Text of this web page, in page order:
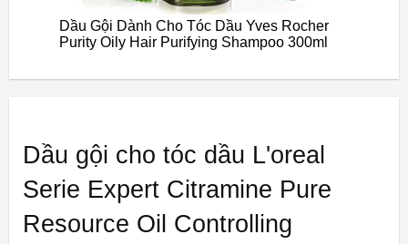
Dầu Gội Dành Cho Tóc Dầu Yves Rocher
Purity Oily Hair Purifying Shampoo 300ml
Dầu gội cho tóc dầu L'oreal
Serie Expert Citramine Pure
Resource Oil Controlling